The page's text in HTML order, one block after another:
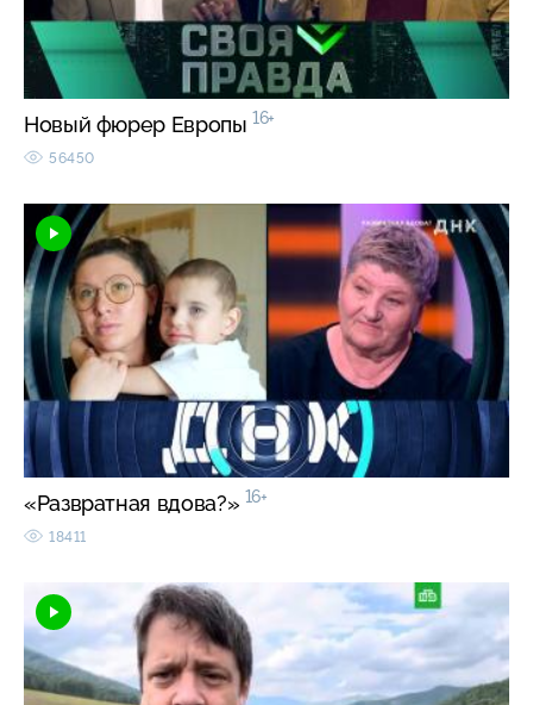
Новый фюрер Европы 16+
56450
«Развратная вдова?» 16+
18411